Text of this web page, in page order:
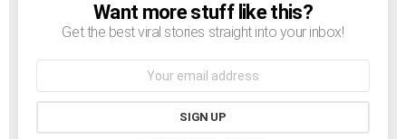
NEWSLETTERWant more stuff like this?
Get the best viral stories straight into your inbox!